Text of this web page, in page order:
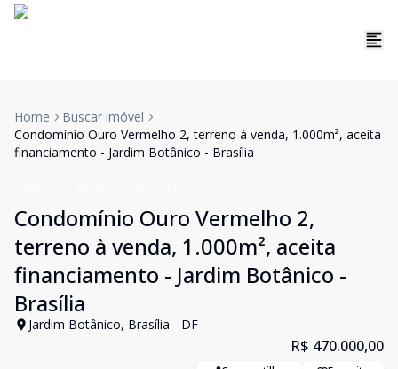
Home
Buscar imóvel
Condomínio Ouro Vermelho 2, terreno à venda, 1.000m², aceita
financiamento - Jardim Botânico - Brasília
Condomínio Ouro Vermelho 2,
terreno à venda, 1.000m², aceita
financiamento - Jardim Botânico -
Brasília
Jardim Botânico, Brasília - DF
R$ 470.000,00